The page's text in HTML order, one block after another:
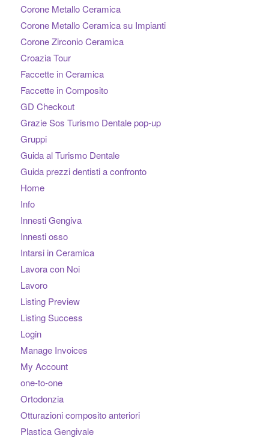
Corone Metallo Ceramica
Corone Metallo Ceramica su Impianti
Corone Zirconio Ceramica
Croazia Tour
Faccette in Ceramica
Faccette in Composito
GD Checkout
Grazie Sos Turismo Dentale pop-up
Gruppi
Guida al Turismo Dentale
Guida prezzi dentisti a confronto
Home
Info
Innesti Gengiva
Innesti osso
Intarsi in Ceramica
Lavora con Noi
Lavoro
Listing Preview
Listing Success
Login
Manage Invoices
My Account
one-to-one
Ortodonzia
Otturazioni composito anteriori
Plastica Gengivale